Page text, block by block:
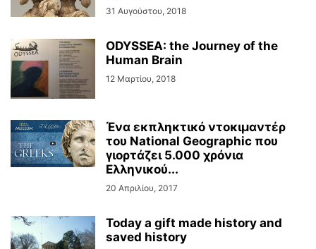
31 Αυγούστου, 2018
ODYSSEA: the Journey of the
Human Brain
12 Μαρτίου, 2018
Ένα εκπληκτικό ντοκιμαντέρ
του National Geographic που
γιορτάζει 5.000 χρόνια
Ελληνικού...
20 Απριλίου, 2017
Today a gift made history and
saved history